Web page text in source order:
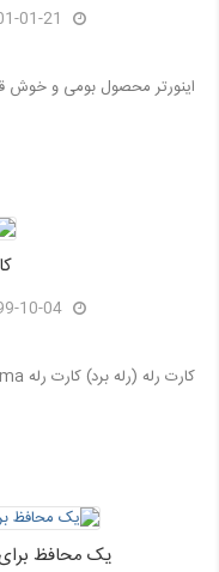
اینورتر محصول بومی و خوش
کارت رله (رله برد) کارت رله pma
یک محافظ